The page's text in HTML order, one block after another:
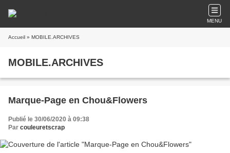
MENU
Accueil » MOBILE.ARCHIVES
MOBILE.ARCHIVES
Marque-Page en Chou&Flowers
Publié le 30/06/2020 à 09:38
Par couleuretscrap